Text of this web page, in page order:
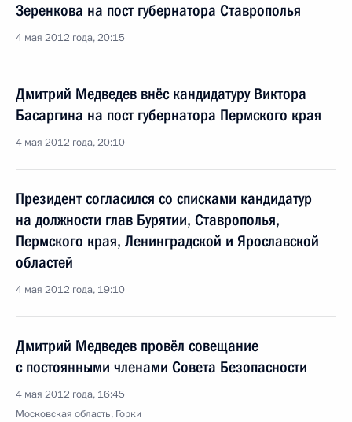
Зеренкова на пост губернатора Ставрополья
4 мая 2012 года, 20:15
Дмитрий Медведев внёс кандидатуру Виктора
Басаргина на пост губернатора Пермского края
4 мая 2012 года, 20:10
Президент согласился со списками кандидатур
на должности глав Бурятии, Ставрополья,
Пермского края, Ленинградской и Ярославской
областей
4 мая 2012 года, 19:10
Дмитрий Медведев провёл совещание
с постоянными членами Совета Безопасности
4 мая 2012 года, 16:45
Московская область, Горки